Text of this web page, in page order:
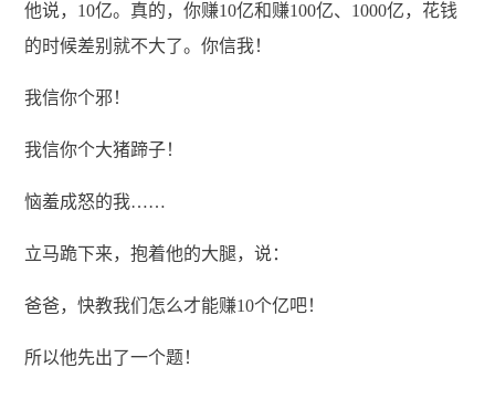
他说，10亿。真的，你赚10亿和赚100亿、1000亿，花钱
的时候差别就不大了。你信我！
我信你个邪！
我信你个大猪蹄子！
恼羞成怒的我……
立马跪下来，抱着他的大腿，说：
爸爸，快教我们怎么才能赚10个亿吧！
所以他先出了一个题！